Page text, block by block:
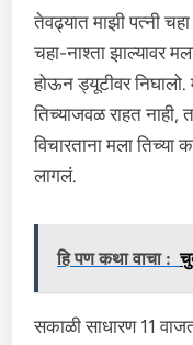
तेवढ्यात माझी पत्नी
चहा-नाश्ता झाल्यावर
होऊन ड्यूटीवर निघालो.
तिच्याजवळ राहत
विचारताना मला तिच्या
लागलं.
हि पण कथा वाचा :
सकाळी साधारण 11